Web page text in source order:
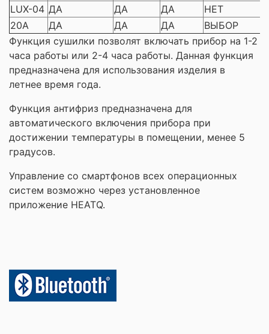
LUX-04 ДА ДА ДА НЕТ
20A
ДА ДА ДА ВЫБОР
Функция сушилки позволят включать прибор на 1-2
часа работы или 2-4 часа работы. Данная функция
предназначена для использования изделия в
летнее время года.
Функция антифриз предназначена для
автоматического включения прибора при
достижении температуры в помещении, менее 5
градусов.
Управление со смартфонов всех операционных
систем возможно через установленное
приложение HEATQ.